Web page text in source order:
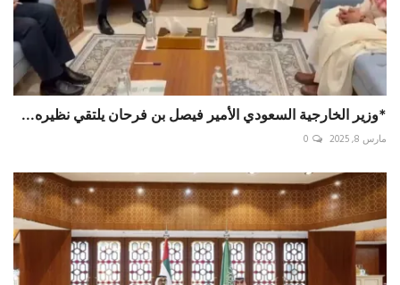
*وزير الخارجية السعودي الأمير فيصل بن فرحان يلتقي نظيره...
مارس 8, 2025 0